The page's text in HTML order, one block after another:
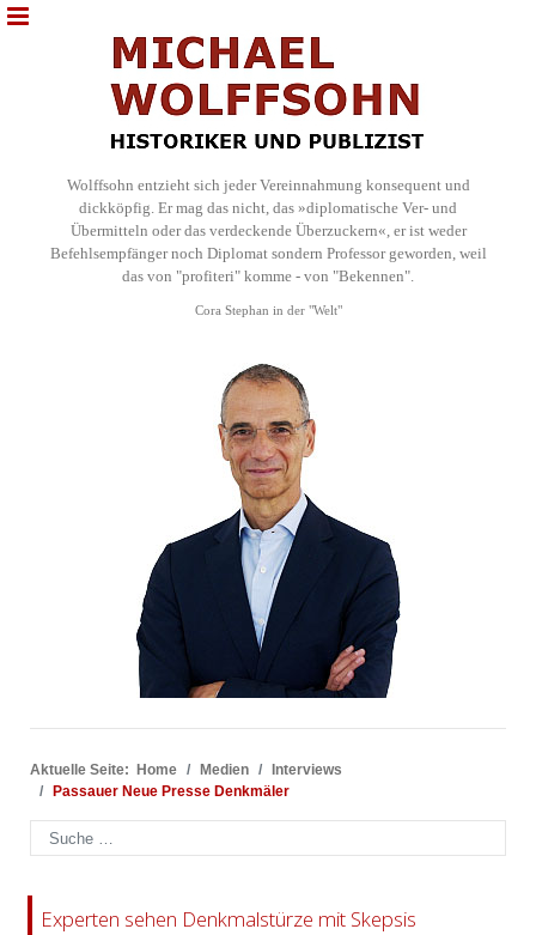
Wolffsohn entzieht sich jeder Vereinnahmung konsequent und
dickköpfig. Er mag das nicht, das »diplomatische Ver- und
Übermitteln oder das verdeckende Überzuckern«, er ist weder
Befehlsempfänger noch Diplomat sondern Professor geworden, weil
das von "profiteri" komme - von "Bekennen".
Cora Stephan in der "Welt"
Aktuelle Seite: Home Medien
Interviews
Passauer Neue Presse Denkmäler
Suchen
Experten sehen Denkmalstürze mit Skepsis